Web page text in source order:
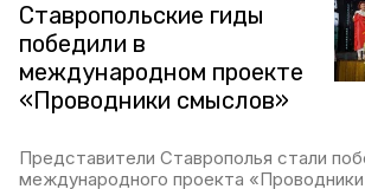
Ставропольские гиды
победили в
международном проекте
«Проводники смыслов»
Представители Ставрополья стали
международного проекта